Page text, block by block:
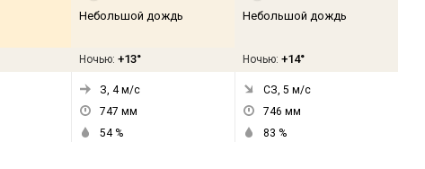
Небольшой дождь
Ночью: +13°
З, 4м/с
747 мм
54%
Небольшой дождь
Ночью: +14°
СЗ, 5 м/с
746 мм
83 %